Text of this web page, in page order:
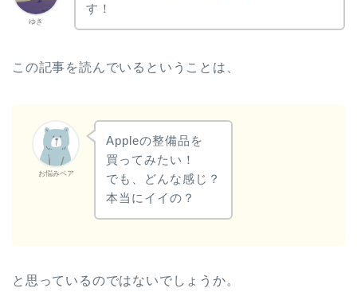
ゆき
す！
この記事を読んでいるということは、
お悩みベア
Appleの整備品を
買ってみたい！
でも、どんな感じ？
本当にイイの？
と思っているのではないでしょうか。